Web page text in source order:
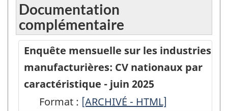
Documentation
complémentaire
Enquête mensuelle sur les industries
manufacturières: CV nationaux par
caractéristique - juin 2025
Format : Enquête
[ARCHIVÉ - HTML]